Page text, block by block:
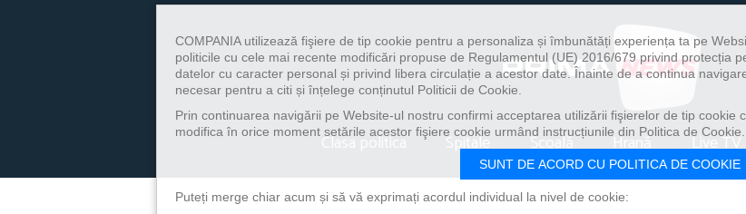
Clasa politica Spitale Școală Hrană Live TV
COMPANIA utilizează fişiere de tip cookie pentru a personaliza și îmbunătăți experiența ta pe
politicile cu cele mai recente modificări propuse de Regulamentul (UE) 2016/679 privind protecția
datelor cu caracter personal și privind libera circulație a acestor date. Înainte de a continua
necesar pentru a citi și înțelege conținutul Politicii de Cookie.
Prin continuarea navigării pe Website-ul nostru confirmi acceptarea utilizării fişierelor de tip cookie
modifica în orice moment setările acestor fişiere cookie urmând instrucțiunile din Politica de Cookie.
SUNT DE ACORD CU POLITICA DE COOKIE
Puteți merge chiar acum și să vă exprimați acordul individual la nivel de cookie: